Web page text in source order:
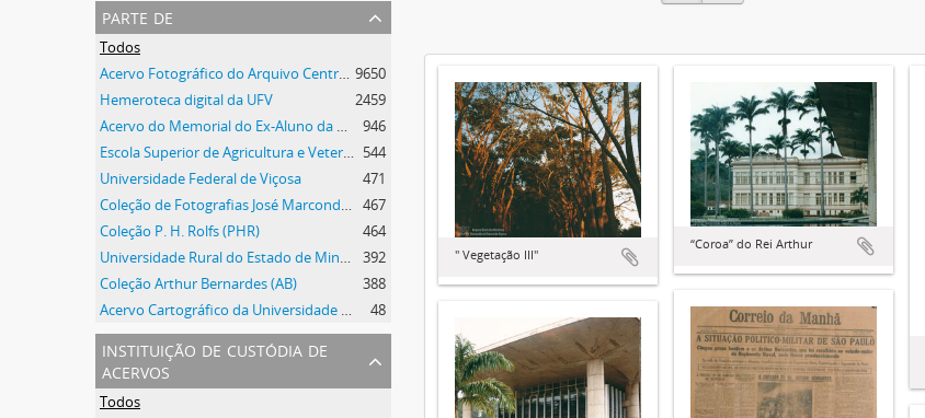
parte de
Todos
Acervo Fotográfico do Arquivo Central Histórico da UFV 9650
Hemeroteca digital da UFV
2459
Acervo do Memorial do Ex-Aluno da UFV
946
Escola Superior de Agricultura e Veterinária (ESAV) 544
Universidade Federal de Viçosa
471
Coleção de Fotografias José Marcondes Borges
467
Coleção P. H. Rolfs (PHR)
464
Universidade Rural do Estado de Minas Gerais
392
Coleção Arthur Bernardes (AB)
388
Acervo Cartográfico da Universidade Federal de Viçosa
48
instituição de custódia de
acervos
Todos
" Vegetação III"
“Coroa” do Rei Arthur